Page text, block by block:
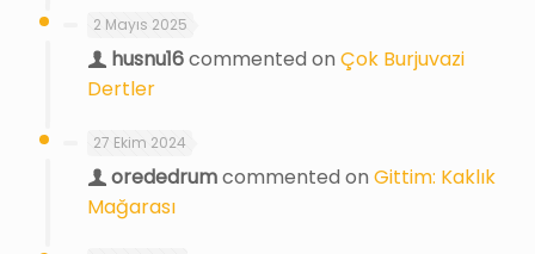
2 Mayıs 2025
husnu16commented on Çok Burjuvazi
Dertler
27 Ekim 2024
orededrumcommented on Gittim: Kaklık
Mağarası